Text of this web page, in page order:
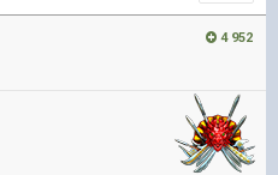
4 952